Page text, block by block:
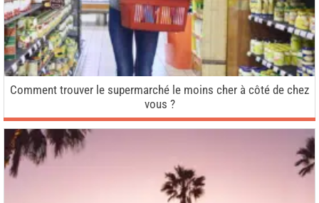
Comment trouver le supermarché le moins cher à côté de chez
vous ?